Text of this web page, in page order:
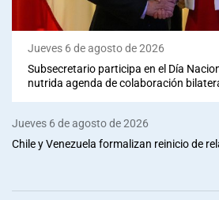
Jueves 6 de agosto de 2026
Subsecretario participa en el Día
nutrida agenda de colaboración
Jueves 6 de agosto de 2026
Chile y Venezuela formalizan reinicio de